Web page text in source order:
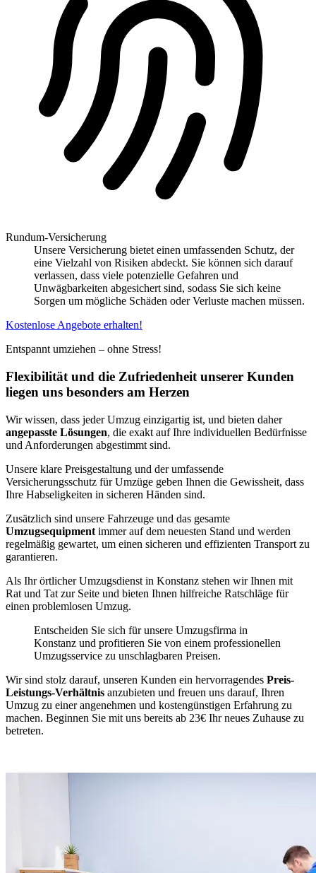
Rundum-Versicherung
Unsere Versicherung bietet einen umfassenden Schutz, der
eine Vielzahl von Risiken abdeckt. Sie können sich darauf
verlassen, dass viele potenzielle Gefahren und
Unwägbarkeiten abgesichert sind, sodass Sie sich keine
Sorgen um mögliche Schäden oder Verluste machen müssen.
Kostenlose Angebote erhalten!
Entspannt umziehen – ohne Stress!
Flexibilität und die Zufriedenheit unserer Kunden
liegen uns besonders am Herzen
Wir wissen, dass jeder Umzug einzigartig ist, und bieten daher
angepasste Lösungen, die exakt auf Ihre individuellen Bedürfnisse
und Anforderungen abgestimmt sind.
Unsere klare Preisgestaltung und der umfassende
Versicherungsschutz für Umzüge geben Ihnen die Gewissheit, dass
Ihre Habseligkeiten in sicheren Händen sind.
Zusätzlich sind unsere Fahrzeuge und das gesamte
Umzugsequipment immer auf dem neuesten Stand und werden
regelmäßig gewartet, um einen sicheren und effizienten Transport zu
garantieren.
Als Ihr örtlicher Umzugsdienst in Konstanz stehen wir Ihnen mit
Rat und Tat zur Seite und bieten Ihnen hilfreiche Ratschläge für
einen problemlosen Umzug.
Entscheiden Sie sich für unsere Umzugsfirma in
Konstanz und profitieren Sie von einem professionellen
Umzugsservice zu unschlagbaren Preisen.
Wir sind stolz darauf, unseren Kunden ein hervorragendes Preis-
Leistungs-Verhältnis anzubieten und freuen uns darauf, Ihren
Umzug zu einer angenehmen und kostengünstigen Erfahrung zu
machen. Beginnen Sie mit uns bereits ab 23€ Ihr neues Zuhause zu
betreten.